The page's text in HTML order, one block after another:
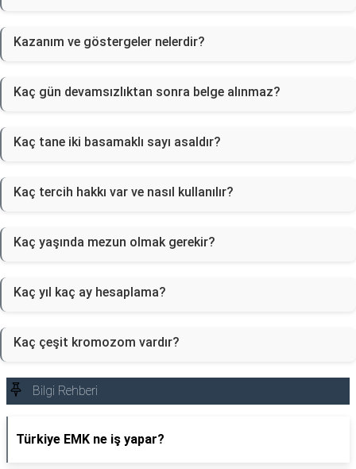
Kazanım ve göstergeler nelerdir?
Kaç gün devamsızlıktan sonra belge alınmaz?
Kaç tane iki basamaklı sayı asaldır?
Kaç tercih hakkı var ve nasıl kullanılır?
Kaç yaşında mezun olmak gerekir?
Kaç yıl kaç ay hesaplama?
Kaç çeşit kromozom vardır?
Bilgi Rehberi
Türkiye EMK ne iş yapar?